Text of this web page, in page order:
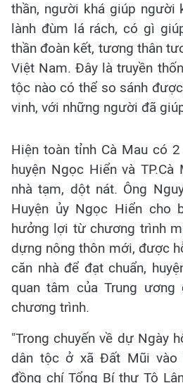
thần, người khá giúp người
lành đùm lá rách, có gì
thần đoàn kết, tương thân
Việt Nam. Đây là truyền
tộc nào có thể so sánh
vinh, với những người đã
Hiện toàn tỉnh Cà Mau có
huyện Ngọc Hiển và TP.Cà
nhà tạm, dột nát. Ông
Huyện ủy Ngọc Hiển cho
hưởng lợi từ chương trình
dựng nông thôn mới, được
căn nhà để đạt chuẩn,
quan tâm của Trung ương
chương trình.
"Trong chuyến về dự Ngày
dân tộc ở xã Đất Mũi vào
đồng chí Tổng Bí thư Tô